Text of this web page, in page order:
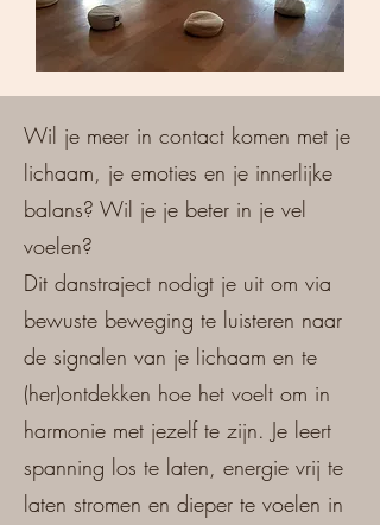
Wil je meer in contact komen met je
lichaam, je emoties en je innerlijke
balans? Wil je je beter in je vel
voelen?
Dit danstraject nodigt je uit om via
bewuste beweging te luisteren naar
de signalen van je lichaam en te
(her)ontdekken hoe het voelt om in
harmonie met jezelf te zijn. Je leert
spanning los te laten, energie vrij te
laten stromen en dieper te voelen in